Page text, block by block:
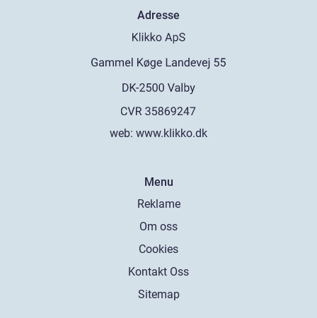
Adresse
web: www.klikko.dk
Menu
Reklame
Om oss
Cookies
Kontakt Oss
Sitemap